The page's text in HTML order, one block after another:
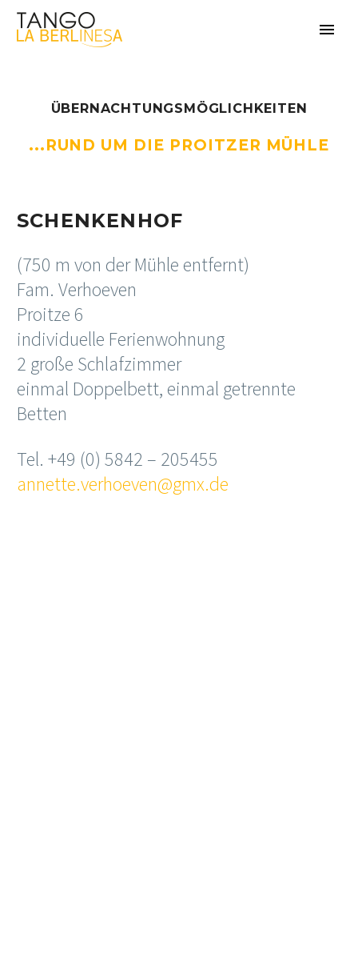
ÜBERNACHTUNGSMÖGLICHKEITEN
...RUND UM DIE PROITZER MÜHLE
SCHENKENHOF
(750 m von der Mühle entfernt)
Fam. Verhoeven
Proitze 6
individuelle Ferienwohnung
2 große Schlafzimmer
einmal Doppelbett, einmal getrennte
Betten
Tel. +49 (0) 5842 – 205455
annette.verhoeven@gmx.de